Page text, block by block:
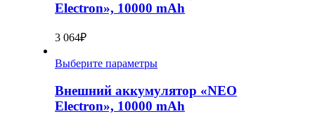
Electron», 10000 mAh
3 064₽
Выберите параметры
Внешний аккумулятор «NEO
Electron», 10000 mAh